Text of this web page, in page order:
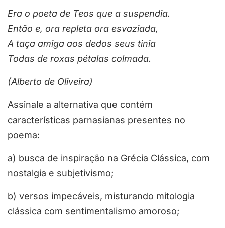
Era o poeta de Teos que a suspendia.
Então e, ora repleta ora esvaziada,
A taça amiga aos dedos seus tinia
Todas de roxas pétalas colmada.
(Alberto de Oliveira)
Assinale a alternativa que contém
características parnasianas presentes no
poema:
a) busca de inspiração na Grécia Clássica, com
nostalgia e subjetivismo;
b) versos impecáveis, misturando mitologia
clássica com sentimentalismo amoroso;